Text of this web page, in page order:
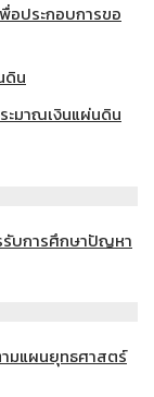
ประกอบการขอ
ดิน
ะมาณเงินแผ่นดิน
รับการศึกษาปัญหา
มแผนยุทธศาสตร์